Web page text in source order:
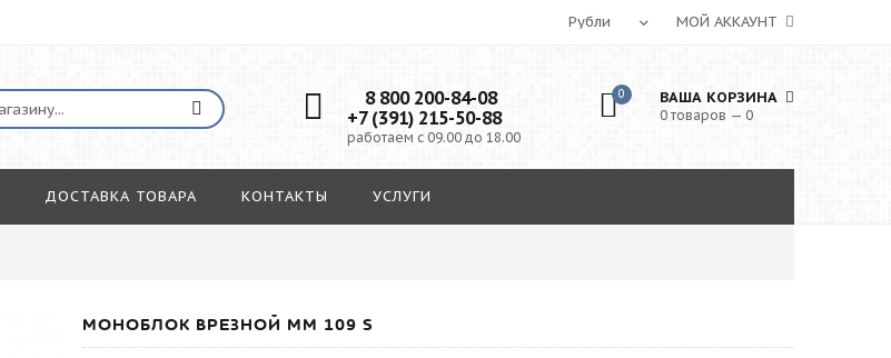
МОЙ АККАУНТ
8 800 200-84-08
+7 (391) 215-50-88
работаем с 09.00 до 18.00
0 ВАША КОРЗИНА
0 товаров — 0
ДОСТАВКА ТОВАРА КОНТАКТЫ УСЛУГИ
МОНОБЛОК ВРЕЗНОЙ MM 109 S